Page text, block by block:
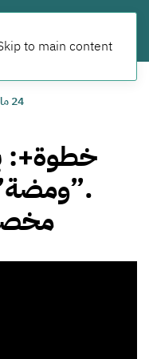
to main content
24 مايو, 2019
خطوة+: